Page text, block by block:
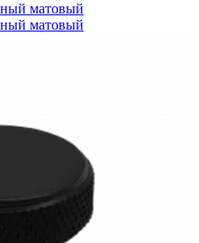
матовый
матовый